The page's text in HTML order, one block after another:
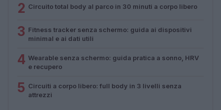
2 Circuito total body al parco in 30 minuti a corpo libero
3 Fitness tracker senza schermo: guida ai dispositivi
minimal e ai dati utili
4 Wearable senza schermo: guida pratica a sonno, HRV
e recupero
5 Circuiti a corpo libero: full body in 3 livelli senza
attrezzi